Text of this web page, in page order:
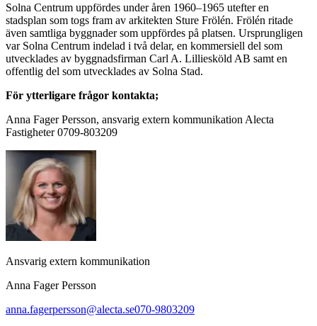
Solna Centrum uppfördes under åren 1960–1965 utefter en
stadsplan som togs fram av arkitekten Sture Frölén. Frölén ritade
även samtliga byggnader som uppfördes på platsen. Ursprungligen
var Solna Centrum indelad i två delar, en kommersiell del som
utvecklades av byggnadsfirman Carl A. Lilliesköld AB samt en
offentlig del som utvecklades av Solna Stad.
För ytterligare frågor kontakta;
Anna Fager Persson, ansvarig extern kommunikation Alecta
Fastigheter 0709-803209
Ansvarig extern kommunikation
Anna Fager Persson
anna.fagerpersson@alecta.se070-9803209